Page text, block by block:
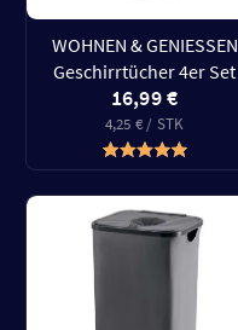
WOHNEN & GENIESSEN
Geschirrtücher 4er Set
16,99 €
4,25 € / STK